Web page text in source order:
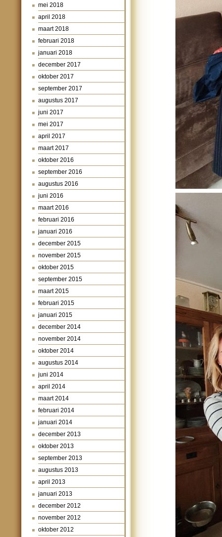
mei 2018
april 2018
maart 2018
februari 2018
januari 2018
december 2017
oktober 2017
september 2017
augustus 2017
juni 2017
mei 2017
april 2017
maart 2017
oktober 2016
september 2016
augustus 2016
juni 2016
maart 2016
februari 2016
januari 2016
december 2015
november 2015
oktober 2015
september 2015
maart 2015
februari 2015
januari 2015
december 2014
november 2014
oktober 2014
augustus 2014
juni 2014
april 2014
maart 2014
februari 2014
januari 2014
december 2013
oktober 2013
september 2013
augustus 2013
april 2013
januari 2013
december 2012
november 2012
oktober 2012